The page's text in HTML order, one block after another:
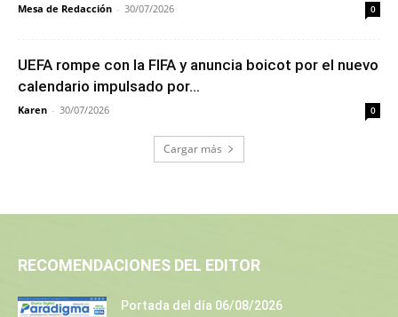
Mesa de Redacción - 30/07/2026 0
UEFA rompe con la FIFA y anuncia boicot por el nuevo
calendario impulsado por...
Karen - 30/07/2026 0
Cargar más
RECOMENDACIONES DEL EDITOR
Portada del día 06/08/2026